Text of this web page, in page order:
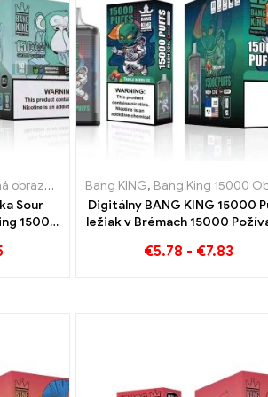
elektronické cigarety Holandsko,
Belgicko ,Jednorazové elektronické
King 15000 Bafať ,
Sour
15000
chutí
Bang KING, Bang King 15000
Digitálny BANG KING 15000
ležiak v Brémach 15000
€5.78 - €7.83